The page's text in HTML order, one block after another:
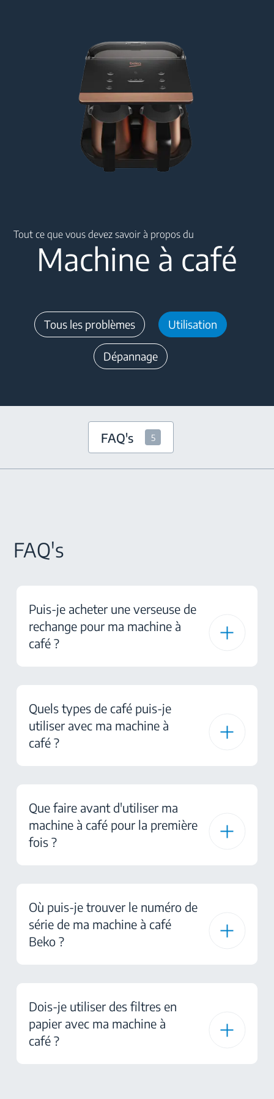
Tout ce que vous devez savoir à propos du
Machine à café
Tous les problèmes Utilisation
Dépannage
FAQ's 5
FAQ's
Puis-je acheter une verseuse de
rechange pour ma machine à
café ?
Quels types de café puis-je
utiliser avec ma machine à
café ?
Que faire avant d'utiliser ma
machine à café pour la première
fois ?
Où puis-je trouver le numéro de
série de ma machine à café
Beko ?
Dois-je utiliser des filtres en
papier avec ma machine à
café ?